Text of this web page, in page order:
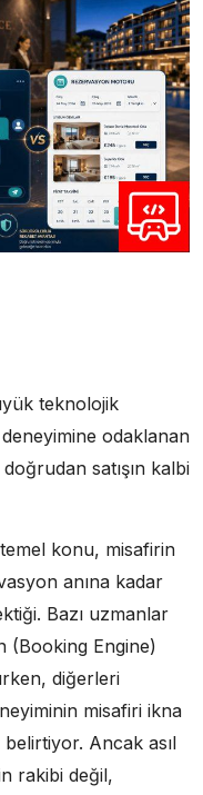
teknolojik
deneyimine odaklanan
satışın kalbi
temel konu, misafirin
anına kadar
Bazı uzmanlar
Engine)
diğerleri
misafiri ikna
Ancak asıl
rakibi değil,